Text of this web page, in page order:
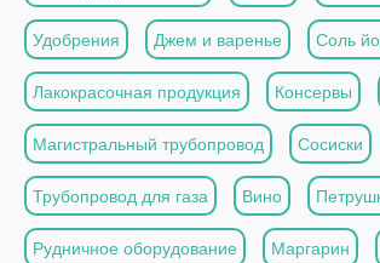
Удобрения Джем и варенье Соль
Лакокрасочная продукция Консервы
Магистральный трубопровод Сосиски
Трубопровод для газа Вино
Рудничное оборудование Маргарин